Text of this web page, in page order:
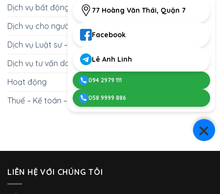
dẫn
từ
Giải
Đáp
Góc
Gia
Dịch vụ bất động sản
Dịch vụ cho người nước ngoài
Dịch vụ Luật sư – Giấy phép con
Dịch vụ tư vấn doanh nghiệp
Hoạt động
Thuế – Kế toán – Thu hồi nợ
LIÊN HỆ VỚI CHÚNG TÔI
77 Hoàng Văn Thái, Quận 7
Facebook
Lê Anh Linh
094 2979 111
058 9999 886